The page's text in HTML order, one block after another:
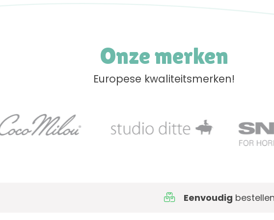
Onze merken
Europese kwaliteitsmerken!
Eenvoudig